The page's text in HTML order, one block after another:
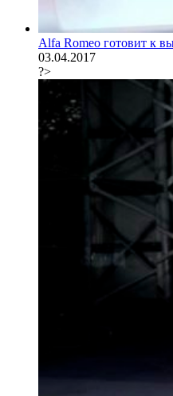
Alfa Romeo готовит к
03.04.2017
?>